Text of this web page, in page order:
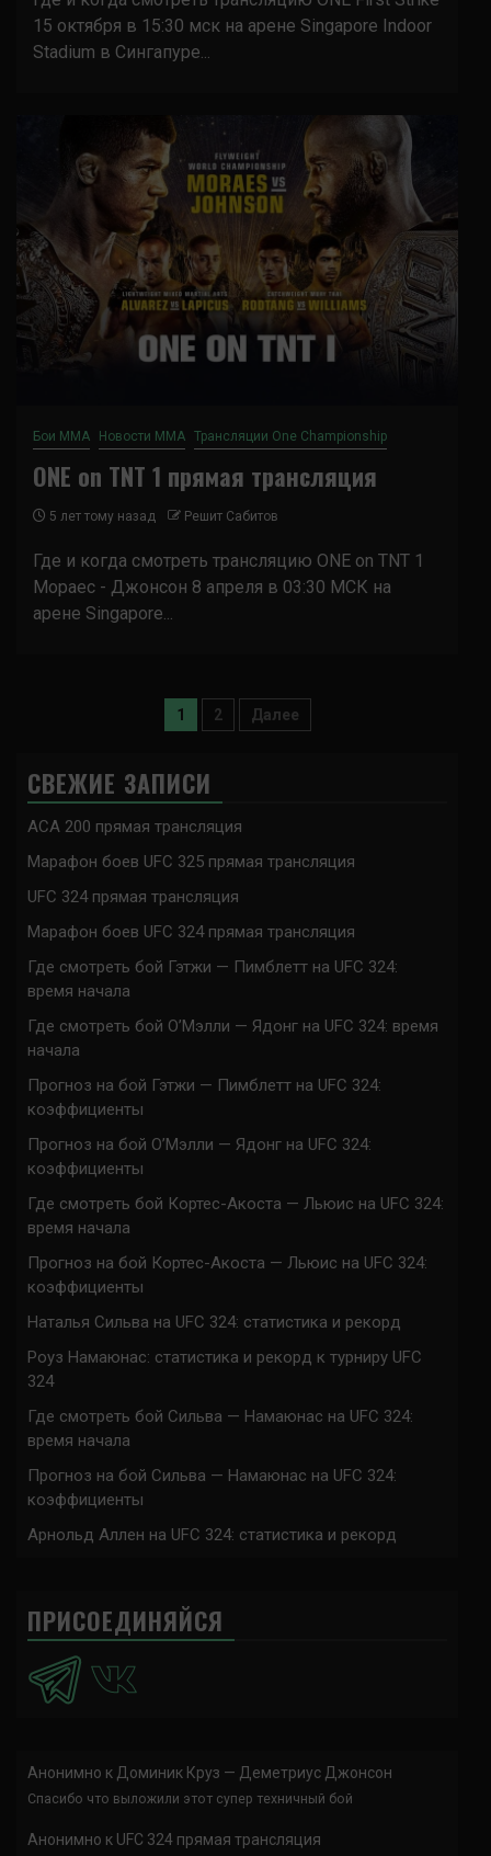
15 октября в 15:30 мск на арене Singapore Indoor
Stadium в Сингапуре...
Бои ММА Новости ММА Трансляции One Championship
ONE on TNT 1 прямая трансляция
5 лет тому назад Решит Сабитов
Где и когда смотреть трансляцию ONE on TNT 1
Мораес - Джонсон 8 апреля в 03:30 МСК на
арене Singapore...
Пагинация
1 2 Далее
СВЕЖИЕ ЗАПИСИ
ACA 200 прямая трансляция
Марафон боев UFC 325 прямая трансляция
UFC 324 прямая трансляция
Марафон боев UFC 324 прямая трансляция
Где смотреть бой Гэтжи — Пимблетт на UFC 324:
время начала
Где смотреть бой О’Мэлли — Ядонг на UFC 324: время
начала
Прогноз на бой Гэтжи — Пимблетт на UFC 324:
коэффициенты
Прогноз на бой О’Мэлли — Ядонг на UFC 324:
коэффициенты
Где смотреть бой Кортес-Акоста — Льюис на UFC 324:
время начала
Прогноз на бой Кортес-Акоста — Льюис на UFC 324:
коэффициенты
Наталья Сильва на UFC 324: статистика и рекорд
Роуз Намаюнас: статистика и рекорд к турниру UFC
324
Где смотреть бой Сильва — Намаюнас на UFC 324:
время начала
Прогноз на бой Сильва — Намаюнас на UFC 324:
коэффициенты
Арнольд Аллен на UFC 324: статистика и рекорд
ПРИСОЕДИНЯЙСЯ
Анонимно к Доминик Круз — Деметриус Джонсон
Спасибо что выложили этот супер техничный бой
Анонимно к UFC 324 прямая трансляция